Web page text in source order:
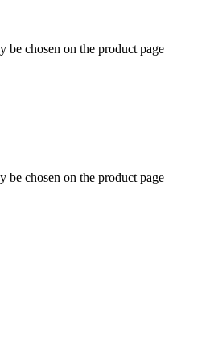
be chosen on the product page
be chosen on the product page